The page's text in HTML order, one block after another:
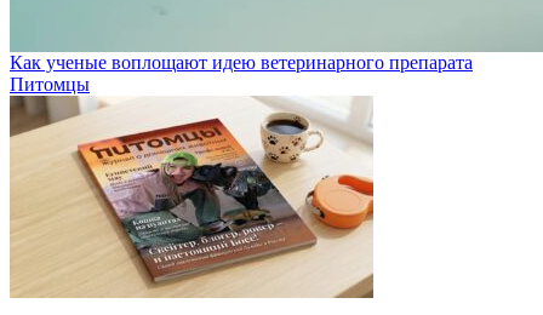
Как ученые воплощают идею ветеринарного препарата
Питомцы